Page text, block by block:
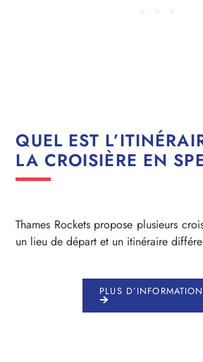
QUEL EST
LA CROISIÈRE EN
Thames Rockets propose plusieurs
un lieu de départ et un itinéraire
PLUS